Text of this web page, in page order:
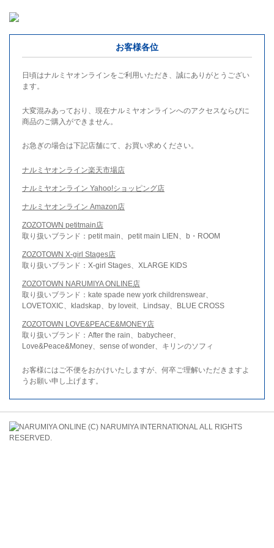
お客様各位
日頃はナルミヤオンラインをご利用いただき、誠にありがとうござい
ます。
大変混みあっており、現在ナルミヤオンラインへのアクセスならびに
商品のご購入ができません。
お急ぎの場合は下記店舗にて、お買い求めください。
ナルミヤオンライン楽天市場店
ナルミヤオンライン Yahoo!ショッピング店
ナルミヤオンライン Amazon店
ZOZOTOWN petitmain店
取り扱いブランド：petit main、petit main LIEN、b・ROOM
ZOZOTOWN X-girl Stages店
取り扱いブランド：X-girl Stages、XLARGE KIDS
ZOZOTOWN NARUMIYA ONLINE店
取り扱いブランド：kate spade new york childrenswear、
LOVETOXIC、kladskap、by loveit、Lindsay、BLUE CROSS
ZOZOTOWN LOVE&PEACE&MONEY店
取り扱いブランド：After the rain、babycheer、
Love&Peace&Money、sense of wonder、キリンのソフィ
お客様にはご不便をおかけいたしますが、何卒ご理解いただきますよ
うお願い申し上げます。